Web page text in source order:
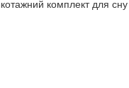
комплект для